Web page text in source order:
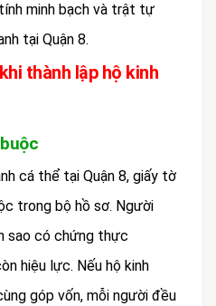
minh bạch và trật tự
tại Quận 8.
thành lập hộ kinh
cá thể tại Quận 8, giấy tờ
trong bộ hồ sơ. Người
sao có chứng thực
hiệu lực. Nếu hộ kinh
góp vốn, mỗi người đều